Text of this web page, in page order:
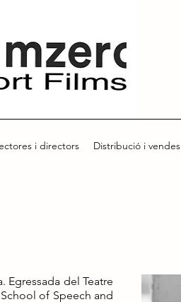
i directors Distribució i vendes
del Teatre
of Speech and